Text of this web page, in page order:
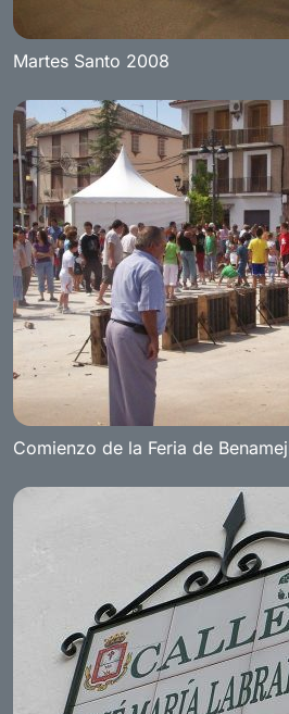
Martes Santo 2008
Comienzo de la Feria de